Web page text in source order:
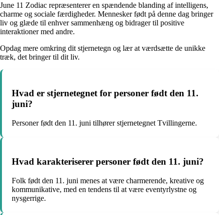
June 11 Zodiac repræsenterer en spændende blanding af intelligens,
charme og sociale færdigheder. Mennesker født på denne dag bringer
liv og glæde til enhver sammenhæng og bidrager til positive
interaktioner med andre.
Opdag mere omkring dit stjernetegn og lær at værdsætte de unikke
træk, det bringer til dit liv.
Hvad er stjernetegnet for personer født den 11.
juni?
Personer født den 11. juni tilhører stjernetegnet Tvillingerne.
Hvad karakteriserer personer født den 11. juni?
Folk født den 11. juni menes at være charmerende, kreative og
kommunikative, med en tendens til at være eventyrlystne og
nysgerrige.